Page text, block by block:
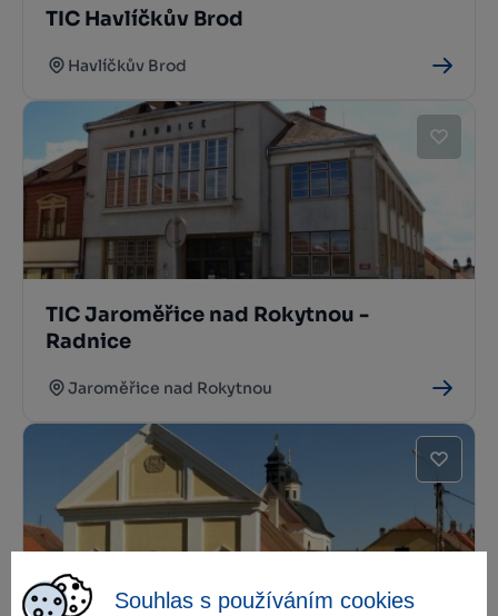
Souhlas s používáním cookies
TIC Havlíčkův Brod
Havlíčkův Brod
TIC Jaroměřice nad Rokytnou -
Radnice
Jaroměřice nad Rokytnou